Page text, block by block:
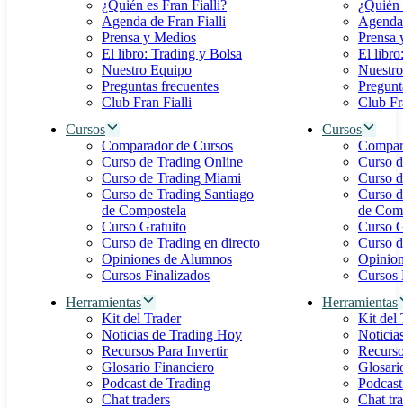
¿Quién es Fran Fialli?
Agenda de Fran Fialli
Prensa y Medios
El libro: Trading y Bolsa
Nuestro Equipo
Preguntas frecuentes
Club Fran Fialli
Cursos
Comparador de Cursos
Curso de Trading Online
Curso de Trading Miami
Curso de Trading Santiago
de Compostela
Curso Gratuito
Curso de Trading en directo
Opiniones de Alumnos
Cursos Finalizados
Herramientas
Kit del Trader
Noticias de Trading Hoy
Recursos Para Invertir
Glosario Financiero
Podcast de Trading
Chat traders
Prensa
El
Club
Cursos
Curso
Curso
Curso
de
Curso
Curso
Cursos
Herramientas
Kit del
Chat